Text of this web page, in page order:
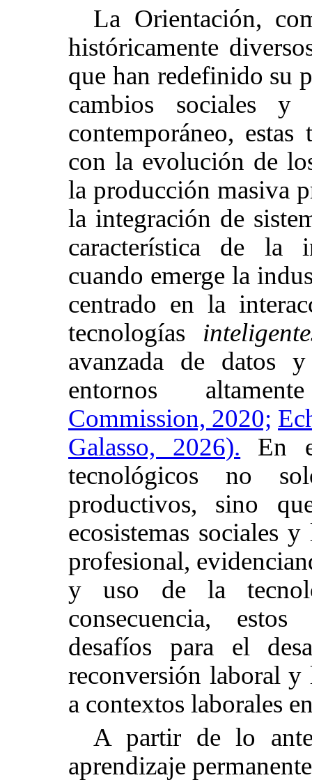
La Orientación,
históricamente
que han redefinido su
cambios sociales
contemporáneo,
con la evolución de
la producción masiva
la integración de
característica de la
cuando emerge la
centrado en la
tecnologías
avanzada de datos
entornos
Commission, 2020;
Galasso, 2026). En
tecnológicos no
productivos, sino
ecosistemas sociales
profesional,
y uso de la
consecuencia,
desafíos para el
reconversión laboral y
a contextos laborales
A partir de lo
aprendizaje